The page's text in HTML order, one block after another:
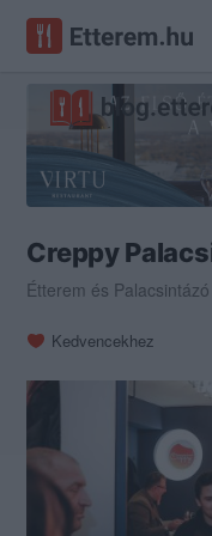
Creppy
Étterem és Palacsintázó
Kedvencekhez